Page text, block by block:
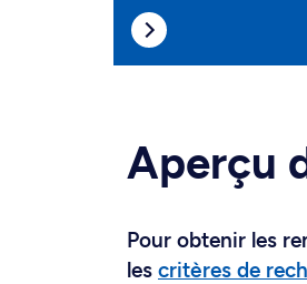
Aperçu
Pour obtenir les
les critères de